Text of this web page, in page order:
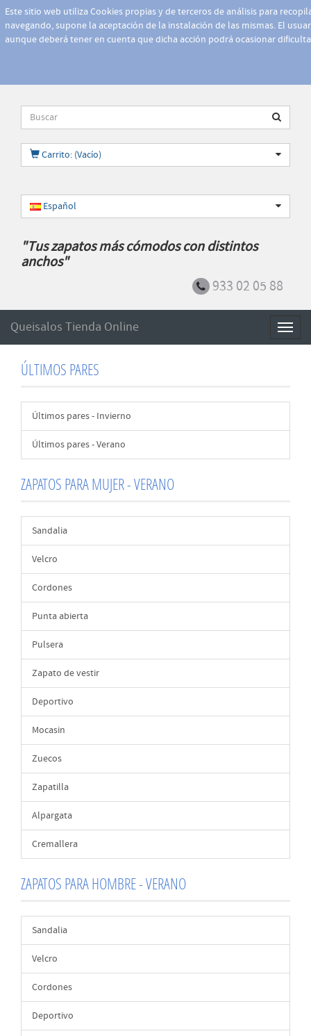
Este sitio web utiliza Cookies propias y de terceros de análisis para
navegando, supone la aceptación de la instalación de las mismas. El
aunque deberá tener en cuenta que dicha acción podrá ocasionar
Carrito: (Vacío)
Español
"Tus zapatos más cómodos con distintos
anchos"
933 02 05 88
Queisalos Tienda Online
ÚLTIMOS PARES
Últimos pares - Invierno
Últimos pares - Verano
ZAPATOS PARA MUJER - VERANO
Sandalia
Velcro
Cordones
Punta abierta
Pulsera
Zapato de vestir
Deportivo
Mocasin
Zuecos
Zapatilla
Alpargata
Cremallera
ZAPATOS PARA HOMBRE - VERANO
Sandalia
Velcro
Cordones
Deportivo